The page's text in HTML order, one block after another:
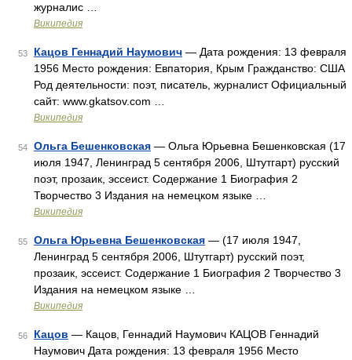
журналис …
Википедия
53 Кацов Геннадий Наумович — Дата рождения: 13 февраля
1956 Место рождения: Евпатория, Крым Гражданство: США
Род деятельности: поэт, писатель, журналист Официальный
сайт: www.gkatsov.com …
Википедия
54 Ольга Бешенковская — Ольга Юрьевна Бешенковская (17
июля 1947, Ленинград 5 сентября 2006, Штутгарт) русский
поэт, прозаик, эссеист. Содержание 1 Биография 2
Творчество 3 Издания на немецком языке …
Википедия
55 Ольга Юрьевна Бешенковская — (17 июля 1947,
Ленинград 5 сентября 2006, Штутгарт) русский поэт,
прозаик, эссеист. Содержание 1 Биография 2 Творчество 3
Издания на немецком языке …
Википедия
56 Кацов — Кацов, Геннадий Наумович КАЦОВ Геннадий
Наумович Дата рождения: 13 февраля 1956 Место